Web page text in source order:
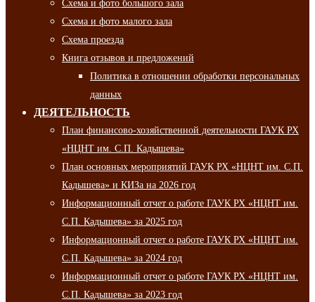
Схема и фото большого зала
Схема и фото малого зала
Схема проезда
Книга отзывов и предложений
Политика в отношении обработки персональных
данных
ДЕЯТЕЛЬНОСТЬ
План финансово-хозяйственной деятельности ГАУК РХ
«НЦНТ им. С.П. Кадышева»
План основных мероприятий ГАУК РХ «НЦНТ им. С.П.
Кадышева» и КИЗа на 2026 год
Информационный отчет о работе ГАУК РХ «НЦНТ им.
С.П. Кадышева» за 2025 год
Информационный отчет о работе ГАУК РХ «НЦНТ им.
С.П. Кадышева» за 2024 год
Информационный отчет о работе ГАУК РХ «НЦНТ им.
С.П. Кадышева» за 2023 год